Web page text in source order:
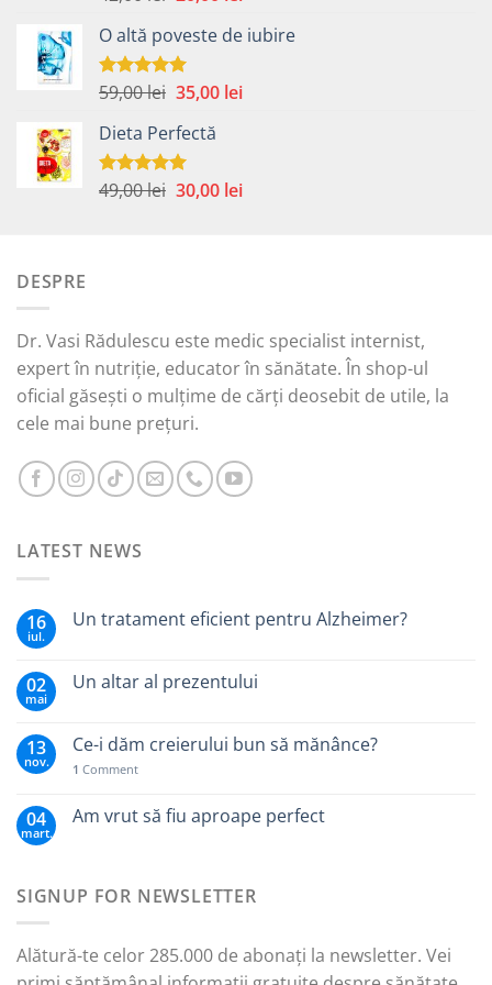
a
fost:
42,00 lei.
este:
O altă poveste de iubire
Evaluat la
59,00lei Prețul
a
fost:
59,00 lei.
35,00 leiPrețul
Dieta Perfectă
Evaluat la
49,00lei Prețul
30,00 leiPrețul
DESPRE
Dr. Vasi Rădulescu este medic specialist internist,
expert în nutriție, educator în sănătate. În shop-ul
oficial găsești o mulțime de cărți deosebit de utile, la
cele mai bune prețuri.
LATEST NEWS
16
iul.
Un tratament eficient pentru Alzheimer?
02
mai
Un altar al prezentului
13
nov.
Ce-i dăm creierului bun să mănânce?
1 Comment
04
mart.
Am vrut să fiu aproape perfect
SIGNUP FOR NEWSLETTER
Alătură-te celor 285.000 de abonați la newsletter. Vei